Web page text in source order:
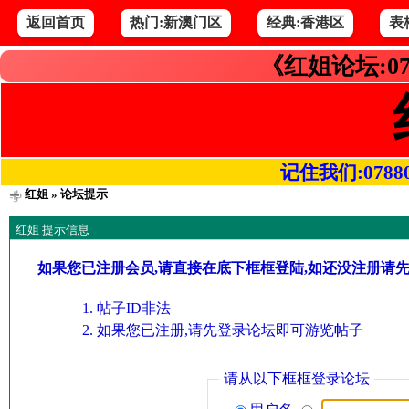
返回首页 热门:新澳门区 经典:香港区 表
《红姐论坛
记住我们
红姐» 论坛提示
红姐 提示信息
如果您已注册会员,请直接在底下框框登陆,如还没注册请
帖子ID非法
如果您已注册,请先登录论坛即可游览帖子
请从以下框框登录论坛